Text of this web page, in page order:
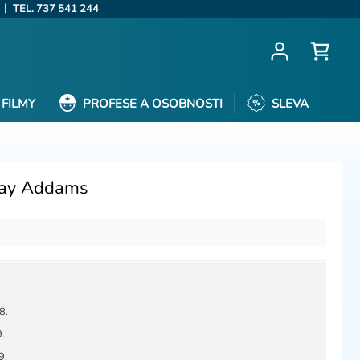
| TEL. 737 541 244
FILMY PROFESE A OSOBNOSTI SLEVA
Addams